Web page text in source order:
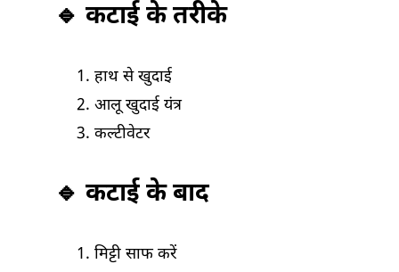
🔹 कटाई के तरीके
हाथ से खुदाई
आलू खुदाई यंत्र
कल्टीवेटर
🔹 कटाई के बाद
मिट्टी साफ करें